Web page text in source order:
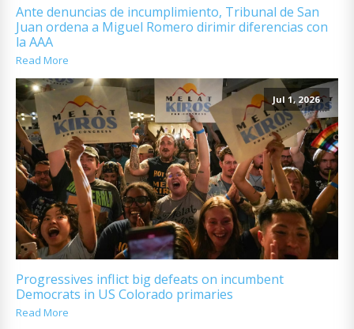
Ante denuncias de incumplimiento, Tribunal de San
Juan ordena a Miguel Romero dirimir diferencias con
la AAA
Read More
Jul 1, 2026
Progressives inflict big defeats on incumbent
Democrats in US Colorado primaries
Read More